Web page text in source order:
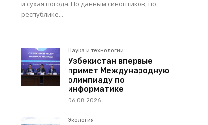
и сухая погода. По данным синоптиков, по
республике...
Наука и технологии
Узбекистан впервые
примет Международную
олимпиаду по
информатике
06.08.2026
Экология